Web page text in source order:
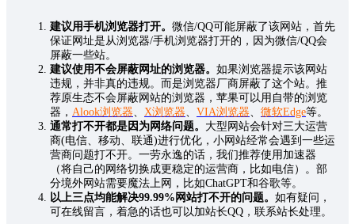
建议用手机浏览器打开。 微信/QQ可能屏蔽了该网站，首先
保证网址是从浏览器/手机浏览器打开的，因为微信/QQ会
屏蔽一些站。
建议使用不会屏蔽网址的浏览器。 如果浏览器提示该网站
违规，并非真的违规。而是浏览器厂商屏蔽了这个站。推
荐原生态不会屏蔽网站的浏览器，苹果可以用自带的浏览
器， Alook浏览器、 X浏览器、 VIA浏览器、 微软Edge等。
通常打不开都是因为网络问题。 大型网站会针对三大运营
商(电信、移动、联通)进行优化，小网站经常会遇到一些运
营商问题打不开。一劳永逸的话，我们推荐使用加速器
（将自己的网络切换成更稳定的运营商，比如电信）。部
分境外网站需要魔法上网，比如ChatGPT和谷歌等。
以上三点均能解决99.99%网站打不开的问题。 如有疑问，
可在线留言，着急的话也可以加站长QQ，联系站长处理。